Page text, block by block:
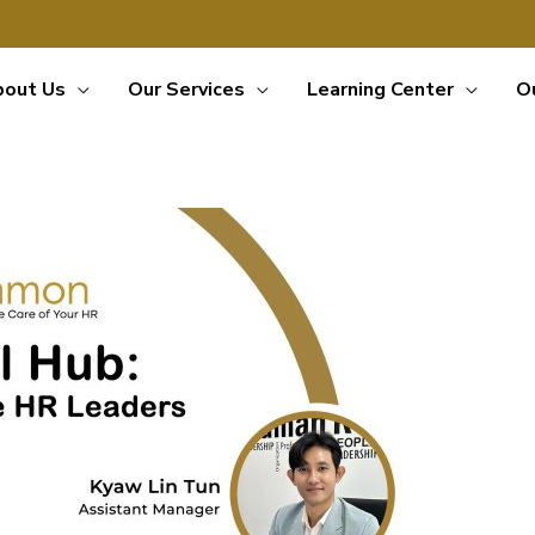
Us Our Services Learning Center